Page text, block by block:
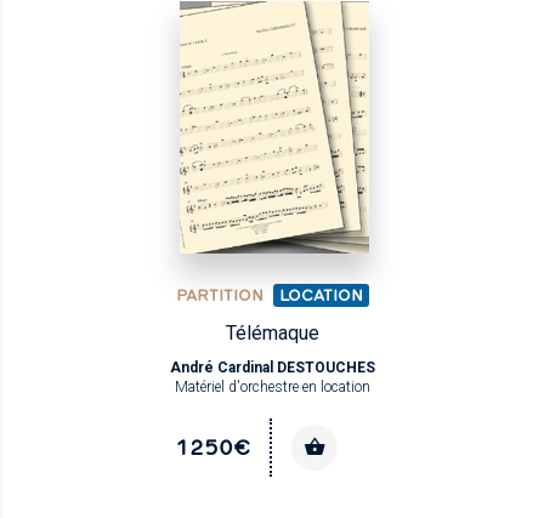
PARTITION LOCATION
Télémaque
André Cardinal DESTOUCHES
Matériel d'orchestre en location
1250€